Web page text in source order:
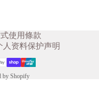
使用條款
人资料保护声明
by Shopify